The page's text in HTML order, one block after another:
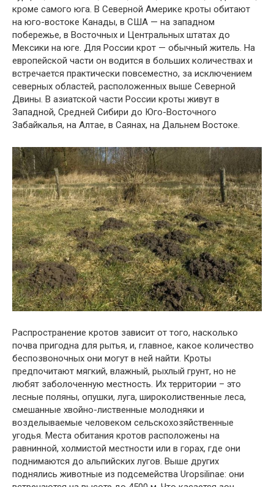
кроме самого юга. В Северной Америке кроты обитают
на юго-востоке Канады, в США — на западном
побережье, в Восточных и Центральных штатах до
Мексики на юге. Для России крот — обычный житель. На
европейской части он водится в больших количествах и
встречается практически повсеместно, за исключением
северных областей, расположенных выше Северной
Двины. В азиатской части России кроты живут в
Западной, Средней Сибири до Юго-Восточного
Забайкалья, на Алтае, в Саянах, на Дальнем Востоке.
Распространение кротов зависит от того, насколько
почва пригодна для рытья, и, главное, какое количество
беспозвоночных они могут в ней найти. Кроты
предпочитают мягкий, влажный, рыхлый грунт, но не
любят заболоченную местность. Их территории – это
лесные поляны, опушки, луга, широколиственные леса,
смешанные хвойно-лиственные молодняки и
возделываемые человеком сельскохозяйственные
угодья. Места обитания кротов расположены на
равнинной, холмистой местности или в горах, где они
поднимаются до альпийских лугов. Выше других
поднялись животные из подсемейства Uropsilinae: они